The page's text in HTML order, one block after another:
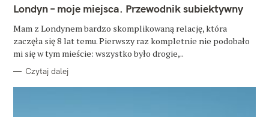
T
E
O
R
I
Londyn – moje miejsca. Przewodnik subiektywny
Mam z Londynem bardzo skomplikowaną relację, która
zaczęła się 8 lat temu. Pierwszy raz kompletnie nie podobało
mi się w tym mieście: wszystko było drogie,..
Czytaj dalej